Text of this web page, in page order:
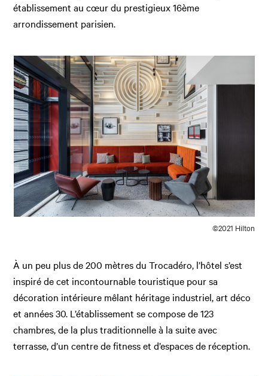
établissement au cœur du prestigieux 16ème
arrondissement parisien.
©2021 Hilton
À un peu plus de 200 mètres du Trocadéro, l’hôtel s’est
inspiré de cet incontournable touristique pour sa
décoration intérieure mêlant héritage industriel, art déco
et années 30. L’établissement se compose de 123
chambres, de la plus traditionnelle à la suite avec
terrasse, d’un centre de fitness et d’espaces de réception.